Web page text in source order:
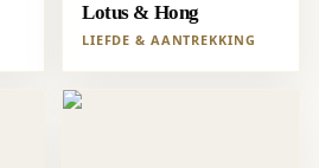
Lotus & Hong
LIEFDE & AANTREKKING